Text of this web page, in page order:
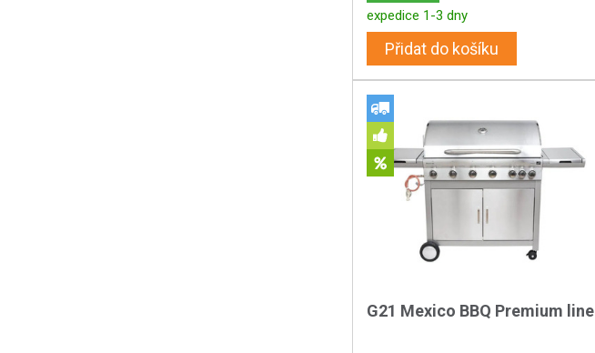
expedice 1-3 dny
Přidat do košíku
G21 Mexico BBQ Premium line